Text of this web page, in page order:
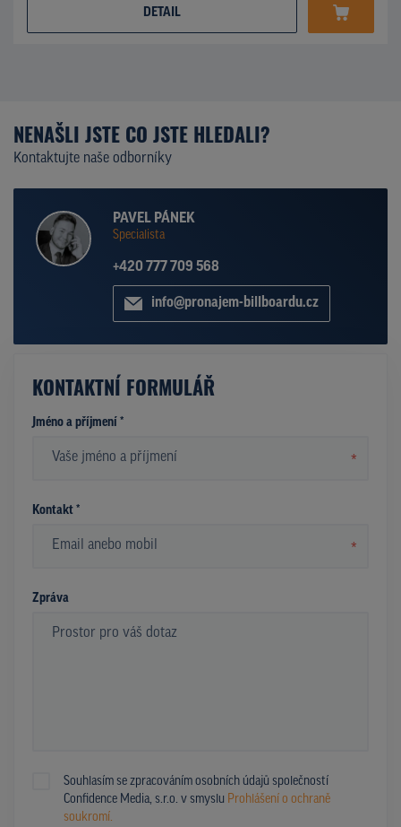
DETAIL
NENAŠLI JSTE CO JSTE HLEDALI?
Kontaktujte naše odborníky
PAVEL PÁNEK
Specialista
+420 777 709 568
info@pronajem-billboardu.cz
KONTAKTNÍ FORMULÁŘ
Jméno a příjmení *
*
Kontakt *
*
Zpráva
Souhlasím se zpracováním osobních údajů společností
Confidence Media, s.r.o. v smyslu Prohlášení o ochraně
soukromí.